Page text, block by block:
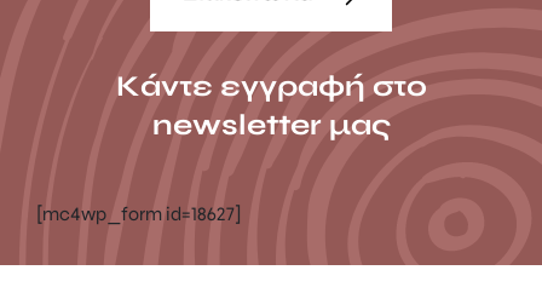
Κάντε εγγραφή στο
newsletter μας
[mc4wp_form id=18627]